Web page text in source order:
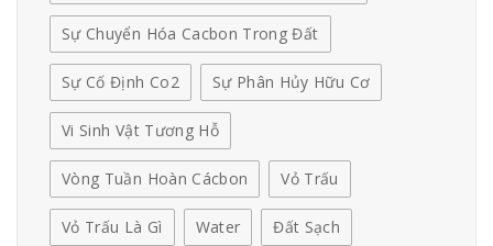
Sự Chuyển Hóa Cacbon Trong Đất
Sự Cố Định Co2 Sự Phân Hủy Hữu Cơ
Vi Sinh Vật Tương Hỗ
Vòng Tuần Hoàn Cácbon Vỏ Trấu
Vỏ Trấu Là Gì Water Đất Sạch